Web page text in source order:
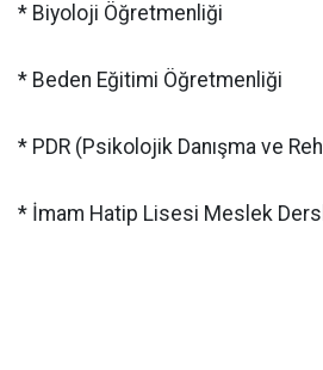
* Biyoloji Öğretmenliği
* Beden Eğitimi Öğretmenliği
* PDR (Psikolojik Danışma ve
* İmam Hatip Lisesi Meslek